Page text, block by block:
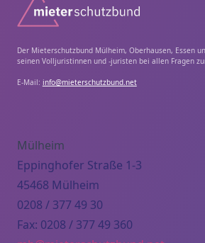
Der Mieterschutzbund Mülheim, Oberhausen, Essen
seinen Volljuristinnen und -juristen bei allen Fragen
E-Mail: info@mieterschutzbund.net
Mülheim
Eppinghofer Straße 1-3
45468 Mülheim
0208 / 377 49 30
Fax: 0208 / 377 49 360